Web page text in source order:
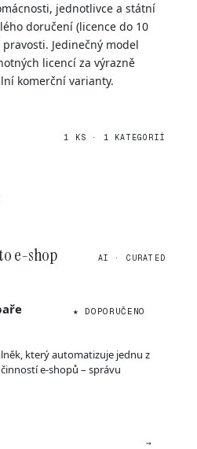
jednotlivce a státní
doručení (licence do 10
Jedinečný model
licencí za výrazně
komerční varianty.
1 KS · 1 KATEGORIÍ
e-shop AI · CURATED
★ DOPORUČENO
který automatizuje jednu z
e-shopů – správu
→